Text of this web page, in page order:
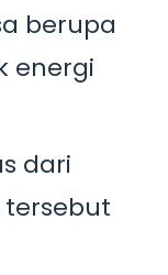
berupa
energi
dari